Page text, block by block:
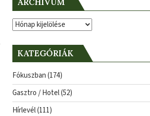
Archívum
KATEGÓRIÁK
Fókuszban(174)
Gasztro / Hotel(52)
Hírlevél(111)